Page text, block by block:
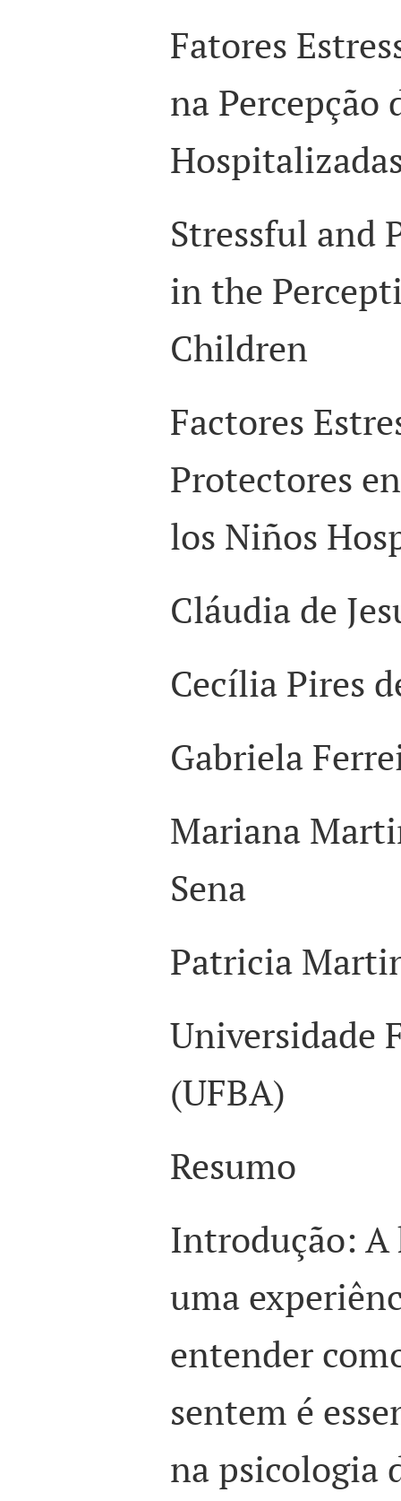
Fatores
na Percepção
Stressful and
in the
Children
Factores
Protectores
los Niños
Cláudia de
Cecília Pires
Gabriela
Mariana
Sena
Patricia
Universidade
(UFBA)
Resumo
Introdução: A
uma
entender
sentem é
na psicologia